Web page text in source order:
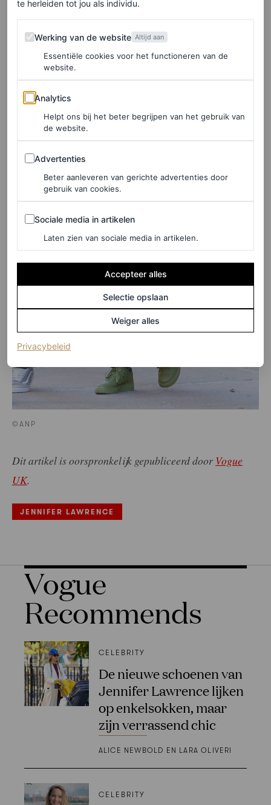
Hadid (Reebok) en Kaia Gerber (Converse).
©ANP
Dit artikel is oorspronkelijk gepubliceerd door Vogue
UK.
JENNIFER LAWRENCE
Vogue
Recommends
CELEBRITY
De nieuwe schoenen van
Jennifer Lawrence lijken
op enkelsokken, maar
zijn verrassend chic
ALICE NEWBOLD EN LARA OLIVERI
CELEBRITY
te herleiden tot jou als individu.
Werking van de website
Werking van de website Altijd aan
Essentiële cookies voor het functioneren van de
website.
Analytics
Analytics
Helpt ons bij het beter begrijpen van het gebruik van
de website.
Advertenties
Advertenties
Beter aanleveren van gerichte advertenties door
gebruik van cookies.
Sociale media in artikelen
Sociale media in artikelen
Laten zien van sociale media in artikelen.
Accepteer alles
Selectie opslaan
Weiger alles
Privacybeleid